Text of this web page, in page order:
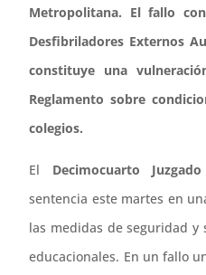
Metropolitana. El fallo
Desfibriladores Externos
constituye una
Reglamento sobre
colegios.
El Decimocuarto
sentencia este martes en
las medidas de seguridad
educacionales. En un fallo